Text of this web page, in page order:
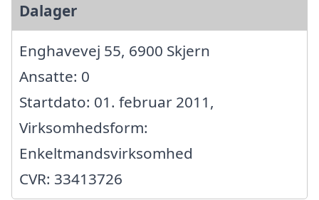
Dalager
Enghavevej 55, 6900 Skjern
Ansatte: 0
Startdato: 01. februar 2011,
Virksomhedsform:
Enkeltmandsvirksomhed
CVR: 33413726